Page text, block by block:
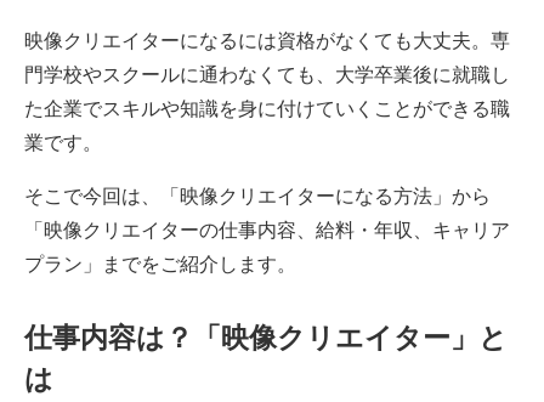
映像クリエイターになるには資格がなくても大丈夫。専
門学校やスクールに通わなくても、大学卒業後に就職し
た企業でスキルや知識を身に付けていくことができる職
業です。
そこで今回は、「映像クリエイターになる方法」から
「映像クリエイターの仕事内容、給料・年収、キャリア
プラン」までをご紹介します。
仕事内容は？「映像クリエイター」と
は